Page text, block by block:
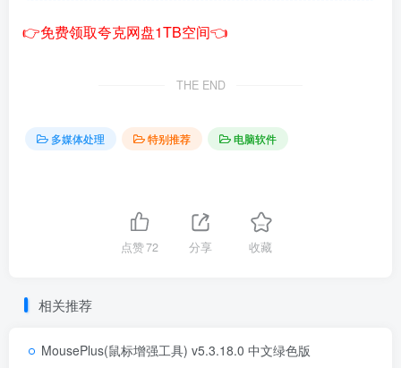
👉免费领取夸克网盘1TB空间👈
THE END
多媒体处理 特别推荐 电脑软件
点赞72 分享 收藏
相关推荐
MousePlus(鼠标增强工具) v5.3.18.0 中文绿色版